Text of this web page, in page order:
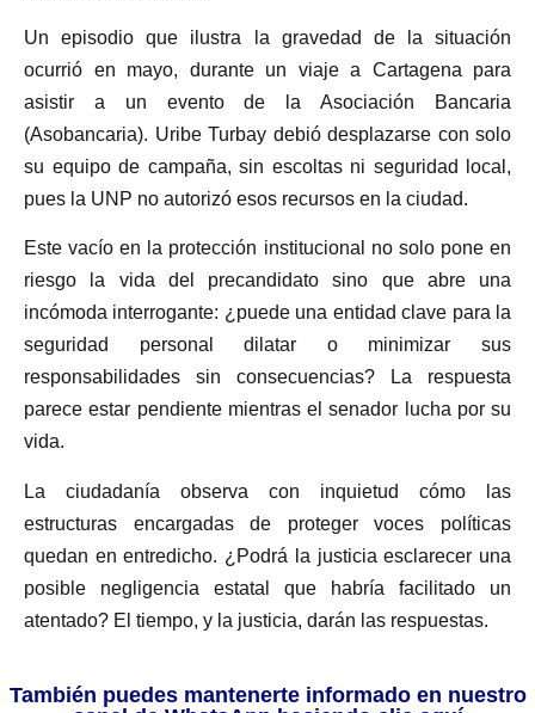
Un episodio que ilustra la gravedad de la situación
ocurrió en mayo, durante un viaje a Cartagena para
asistir a un evento de la Asociación Bancaria
(Asobancaria). Uribe Turbay debió desplazarse con solo
su equipo de campaña, sin escoltas ni seguridad local,
pues la UNP no autorizó esos recursos en la ciudad.
Este vacío en la protección institucional no solo pone en
riesgo la vida del precandidato sino que abre una
incómoda interrogante: ¿puede una entidad clave para la
seguridad personal dilatar o minimizar sus
responsabilidades sin consecuencias? La respuesta
parece estar pendiente mientras el senador lucha por su
vida.
La ciudadanía observa con inquietud cómo las
estructuras encargadas de proteger voces políticas
quedan en entredicho. ¿Podrá la justicia esclarecer una
posible negligencia estatal que habría facilitado un
atentado? El tiempo, y la justicia, darán las respuestas.
También puedes mantenerte informado en nuestro